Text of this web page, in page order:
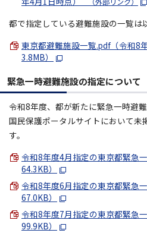
都で指定している避難施設の一覧は
東京都避難施設一覧.pdf（令和8
3.8MB）
緊急一時避難施設の指定について
令和8年度、都が新たに緊急一時避
国民保護ポータルサイトにおいて未
す。
令和8年度4月指定の東京都緊急
64.3KB）
令和8年度6月指定の東京都緊急
67.0KB）
令和8年度7月指定の東京都緊急
99.9KB）